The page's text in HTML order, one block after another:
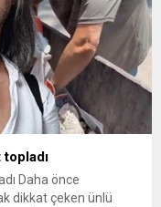
Daha önce
dikkat çeken ünlü